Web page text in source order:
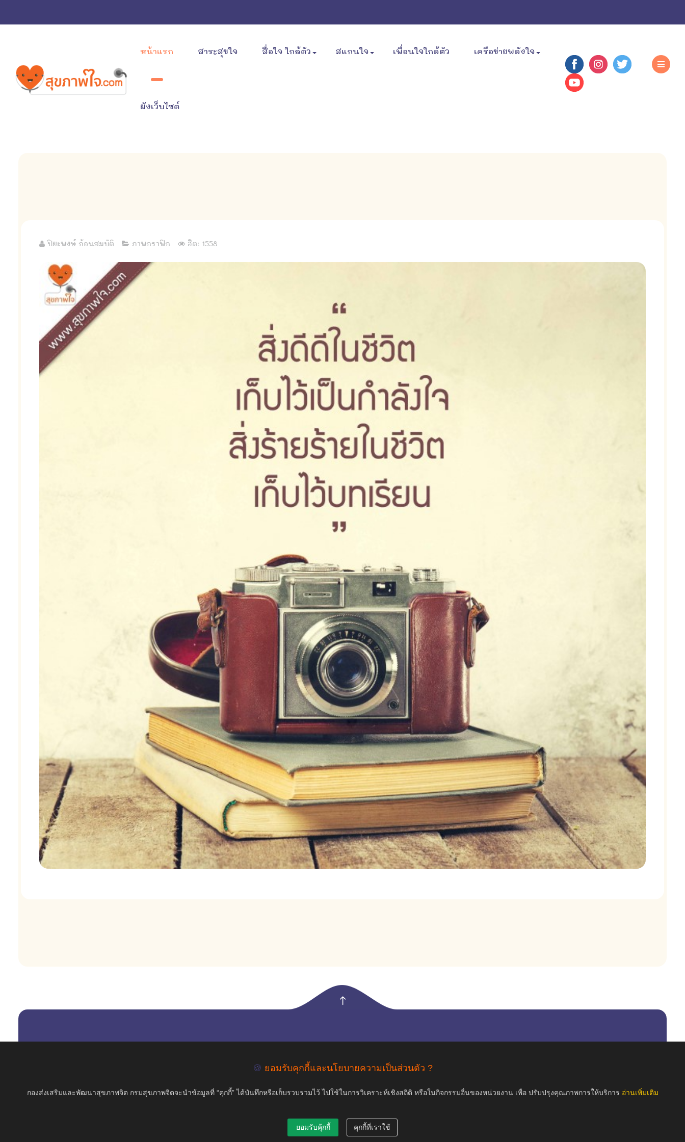
หน้าแรก สาระสุขใจ สื่อใจ ใกล้ตัว สแกนใจ เพื่อนใจใกล้ตัว เครือข่ายพลังใจ
ผังเว็บไซต์
ปิยะพงษ์ ก้อนสมบัติ ภาพกราฟิก ฮิต: 1558
🍪 ยอมรับคุกกี้และนโยบายความเป็นส่วนตัว ?
กองส่งเสริมและพัฒนาสุขภาพจิต กรมสุขภาพจิตจะนำข้อมูลที่ “คุกกี้” ได้บันทึกหรือเก็บรวบรวมไว้ ไปใช้ในการวิเคราะห์เชิงสถิติ หรือในกิจกรรมอื่นของหน่วยงาน เพื่อ ปรับปรุงคุณภาพการให้บริการ อ่านเพิ่มเติม
ยอมรับคุ้กกี้ คุกกี้ที่เราใช้